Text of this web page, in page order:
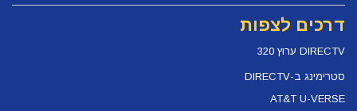
דרכים לצפות
DIRECTV ערוץ 320
סטרימינג ב-DIRECTV
AT&T U-VERSE